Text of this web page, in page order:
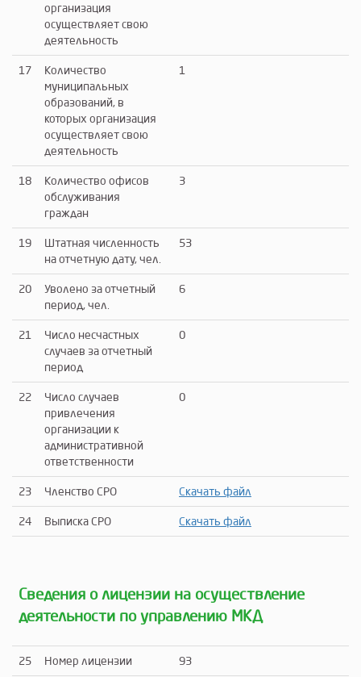
организация
осуществляет свою
деятельность
17
Количество
муниципальных
образований, в
которых организация
осуществляет свою
деятельность
1
18
Количество офисов
обслуживания
граждан
3
19
Штатная численность
на отчетную дату, чел.
53
20
Уволено за отчетный
период, чел.
6
21
Число несчастных
случаев за отчетный
период
0
22
Число случаев
привлечения
организации к
административной
ответственности
0
23 Членство СРО Скачать файл
24 Выписка СРО Скачать файл
Сведения о лицензии на осуществление
деятельности по управлению МКД
25 Номер лицензии 93